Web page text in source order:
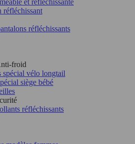
réfléchissant
réfléchissants
froid
spécial vélo longtail
siège bébé
réfléchissants